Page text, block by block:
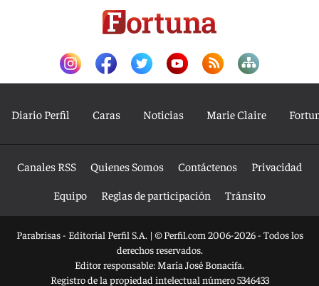
Diario Perfil Caras Noticias Marie Claire
Canales RSS Quienes Somos Contáctenos
Privacidad
Equipo
Reglas de participación Tránsito
Parabrisas - Editorial Perfil S.A. | © Perfil.com 2006-2026 - Todos los
derechos reservados.
Editor responsable: María José Bonacifa.
Registro de la propiedad intelectual número 5346433